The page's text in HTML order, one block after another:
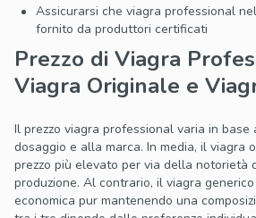
Assicurarsi che viagra professional
fornito da produttori certificati
Prezzo di Viagra
Viagra Originale e
Il prezzo viagra professional varia in
dosaggio e alla marca. In media, il viagra
prezzo più elevato per via della notorietà
produzione. Al contrario, il viagra
economica pur mantenendo una